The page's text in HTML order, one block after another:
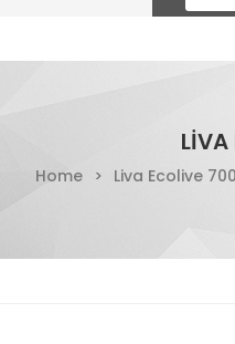
LIVA
Home > Liva Ecolive